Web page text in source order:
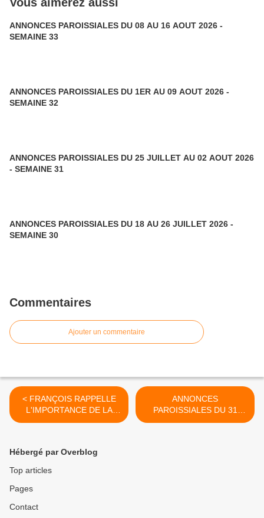
ANNONCES PAROISSIALES DU 08 AU 16 AOUT 2026 -
SEMAINE 33
ANNONCES PAROISSIALES DU 1ER AU 09 AOUT 2026 -
SEMAINE 32
ANNONCES PAROISSIALES DU 25 JUILLET AU 02 AOUT 2026
- SEMAINE 31
ANNONCES PAROISSIALES DU 18 AU 26 JUILLET 2026 -
SEMAINE 30
Commentaires
Ajouter un commentaire
< FRANÇOIS RAPPELLE
L'IMPORTANCE DE LA
PRIÈRE LITURGIQUE
ANNONCES
PAROISSIALES DU 31
AOÛT AU 8 SEPTEMBRE
Hébergé par Overblog
Top articles
Pages
Contact